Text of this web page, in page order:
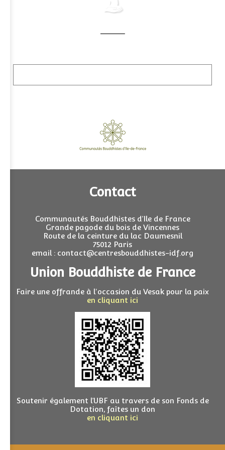
Contact
Communautés Bouddhistes d’Ile de France
Grande pagode du bois de Vincennes
Route de la ceinture du lac Daumesnil
75012 Paris
email : contact@centresbouddhistes-idf.org
Union Bouddhiste de France
Faire une offrande à l'occasion du Vesak pour la paix
en cliquant ici
Soutenir également l’UBF au travers de son Fonds de
Dotation, faîtes un don
en cliquant ici